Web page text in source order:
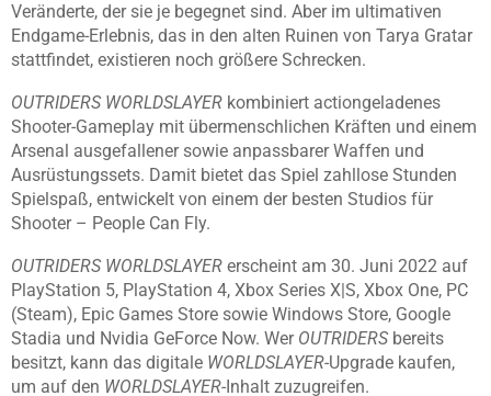
Veränderte, der sie je begegnet sind. Aber im ultimativen
Endgame-Erlebnis, das in den alten Ruinen von Tarya Gratar
stattfindet, existieren noch größere Schrecken.
OUTRIDERS WORLDSLAYER kombiniert actiongeladenes
Shooter-Gameplay mit übermenschlichen Kräften und einem
Arsenal ausgefallener sowie anpassbarer Waffen und
Ausrüstungssets. Damit bietet das Spiel zahllose Stunden
Spielspaß, entwickelt von einem der besten Studios für
Shooter – People Can Fly.
OUTRIDERS WORLDSLAYER erscheint am 30. Juni 2022 auf
PlayStation 5, PlayStation 4, Xbox Series X|S, Xbox One, PC
(Steam), Epic Games Store sowie Windows Store, Google
Stadia und Nvidia GeForce Now. Wer OUTRIDERS bereits
besitzt, kann das digitale WORLDSLAYER-Upgrade kaufen,
um auf den WORLDSLAYER-Inhalt zuzugreifen.